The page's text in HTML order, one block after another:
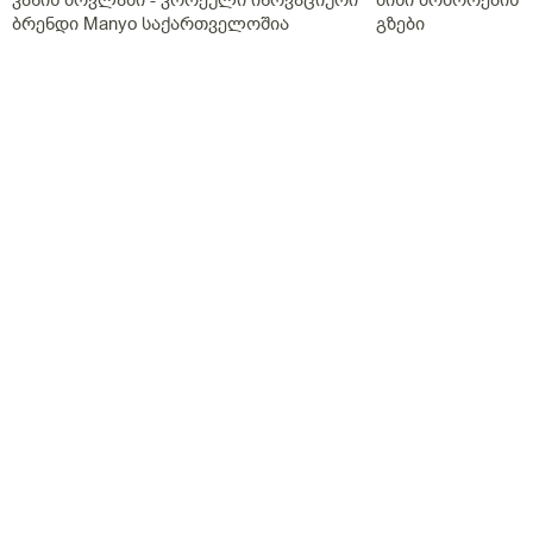
ბრენდი Manyo საქართველოშია
გზები